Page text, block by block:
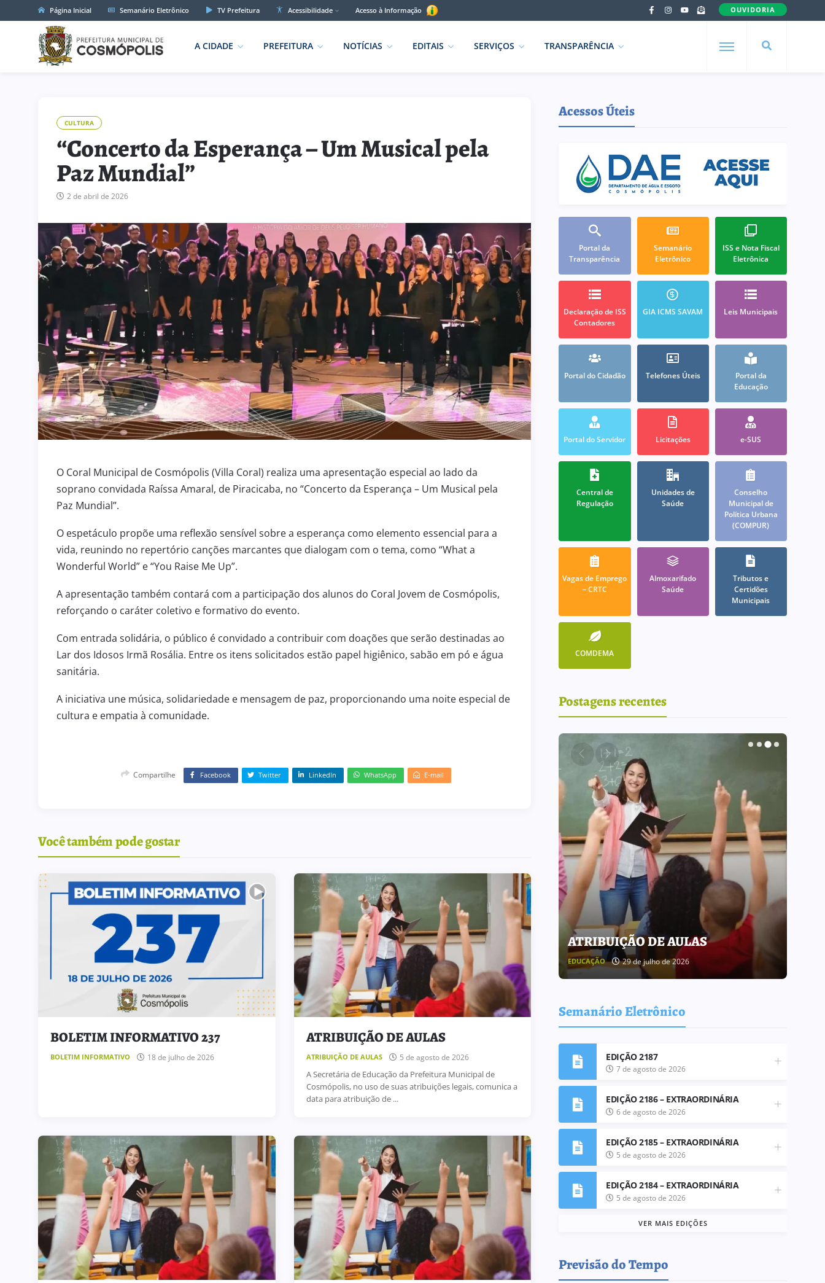
Página Inicial Semanário Eletrônico TV Prefeitura Acessibilidade Acesso à Informação OUVIDORIA
A CIDADE PREFEITURA NOTÍCIAS EDITAIS SERVIÇOS TRANSPARÊNCIA
CULTURA
“Concerto da Esperança – Um Musical pela
Paz Mundial”
2 de abril de 2026
O Coral Municipal de Cosmópolis (Villa Coral) realiza uma apresentação especial ao lado da
soprano convidada Raíssa Amaral, de Piracicaba, no “Concerto da Esperança – Um Musical pela
Paz Mundial”.
O espetáculo propõe uma reflexão sensível sobre a esperança como elemento essencial para a
vida, reunindo no repertório canções marcantes que dialogam com o tema, como “What a
Wonderful World” e “You Raise Me Up”.
A apresentação também contará com a participação dos alunos do Coral Jovem de Cosmópolis,
reforçando o caráter coletivo e formativo do evento.
Com entrada solidária, o público é convidado a contribuir com doações que serão destinadas ao
Lar dos Idosos Irmã Rosália. Entre os itens solicitados estão papel higiênico, sabão em pó e água
sanitária.
A iniciativa une música, solidariedade e mensagem de paz, proporcionando uma noite especial de
cultura e empatia à comunidade.
Compartilhe Facebook Twitter LinkedIn WhatsApp E-mail
Você também pode gostar
BOLETIM INFORMATIVO 237
BOLETIM INFORMATIVO 18 de julho de 2026
ATRIBUIÇÃO DE AULAS
ATRIBUIÇÃO DE AULAS 5 de agosto de 2026
A Secretária de Educação da Prefeitura Municipal de
Cosmópolis, no uso de suas atribuições legais, comunica a
data para atribuição de ...
Acessos Úteis
Portal da
Transparência
Semanário
Eletrônico
ISS e Nota Fiscal
Eletrônica
Declaração de ISS
Contadores
GIA ICMS SAVAM Leis Municipais
Portal do Cidadão Telefones Úteis
Portal da
Educação
Portal do Servidor Licitações e-SUS
Central de
Regulação
Unidades de
Saúde
Conselho
Municipal de
Política Urbana
(COMPUR)
Vagas de Emprego
– CRTC
Almoxarifado
Saúde
Tributos e
Certidões
Municipais
COMDEMA
Postagens recentes
ATRIBUIÇÃO DE AULAS
ATRIBUIÇÃO DE AULAS 5 de agosto de 2026
BOLETIM INFORMATIVO 239
BOLETIM INFORMATIVO 31 de julho de 2026
ATRIBUIÇÃO DE AULAS
EDUCAÇÃO 29 de julho de 2026
Semanário Eletrônico
EDIÇÃO 2187
7 de agosto de 2026
EDIÇÃO 2186 – EXTRAORDINÁRIA
6 de agosto de 2026
EDIÇÃO 2185 – EXTRAORDINÁRIA
5 de agosto de 2026
EDIÇÃO 2184 – EXTRAORDINÁRIA
5 de agosto de 2026
VER MAIS EDIÇÕES
Previsão do Tempo